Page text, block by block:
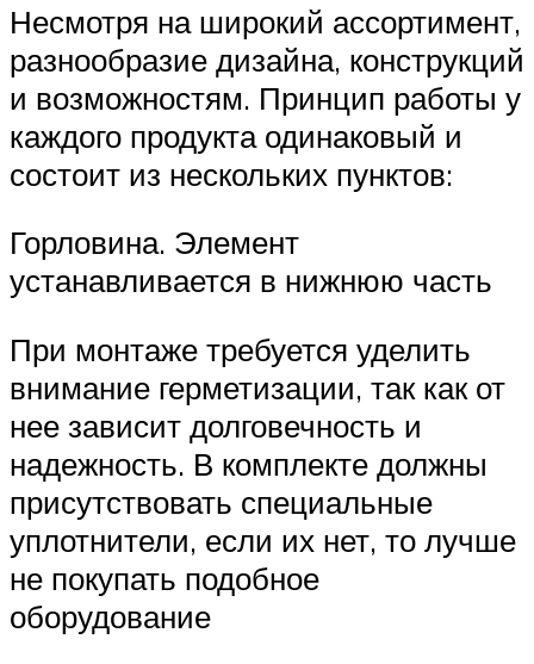
Несмотря на широкий ассортимент,
разнообразие дизайна, конструкций
и возможностям. Принцип работы у
каждого продукта одинаковый и
состоит из нескольких пунктов:
Горловина. Элемент
устанавливается в нижнюю часть
При монтаже требуется уделить
внимание герметизации, так как от
нее зависит долговечность и
надежность. В комплекте должны
присутствовать специальные
уплотнители, если их нет, то лучше
не покупать подобное
оборудование